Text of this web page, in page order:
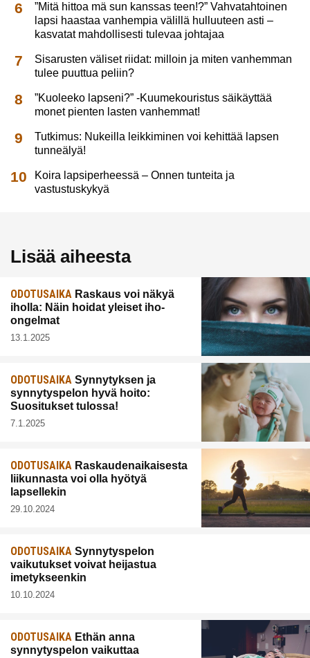
”Mitä hittoa mä sun kanssas teen!?” Vahvatahtoinen
lapsi haastaa vanhempia välillä hulluuteen asti –
kasvatat mahdollisesti tulevaa johtajaa
Sisarusten väliset riidat: milloin ja miten vanhemman
tulee puuttua peliin?
”Kuoleeko lapseni?” -Kuumekouristus säikäyttää
monet pienten lasten vanhemmat!
Tutkimus: Nukeilla leikkiminen voi kehittää lapsen
tunneälyä!
Koira lapsiperheessä – Onnen tunteita ja
vastustuskykyä
Lisää aiheesta
ODOTUSAIKA Raskaus voi näkyä
iholla: Näin hoidat yleiset iho-
ongelmat
13.1.2025
ODOTUSAIKA Synnytyksen ja
synnytyspelon hyvä hoito:
Suositukset tulossa!
7.1.2025
ODOTUSAIKA Raskaudenaikaisesta
liikunnasta voi olla hyötyä
lapsellekin
29.10.2024
ODOTUSAIKA Synnytyspelon
vaikutukset voivat heijastua
imetykseenkin
10.10.2024
ODOTUSAIKA Ethän anna
synnytyspelon vaikuttaa